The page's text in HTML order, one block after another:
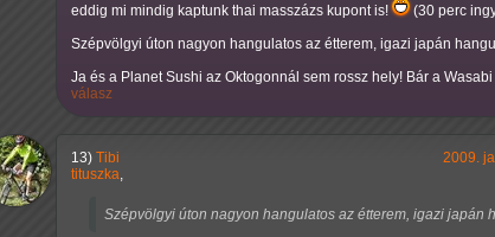
eddig mi mindig kaptunk thai masszázs kupont is!
(30 perc
Szépvölgyi úton nagyon hangulatos az étterem, igazi japán
Ja és a Planet Sushi az Oktogonnál sem rossz hely! Bár a
válasz
13) Tibi
2009.
tituszka
Szépvölgyi úton nagyon hangulatos az étterem, igazi japán